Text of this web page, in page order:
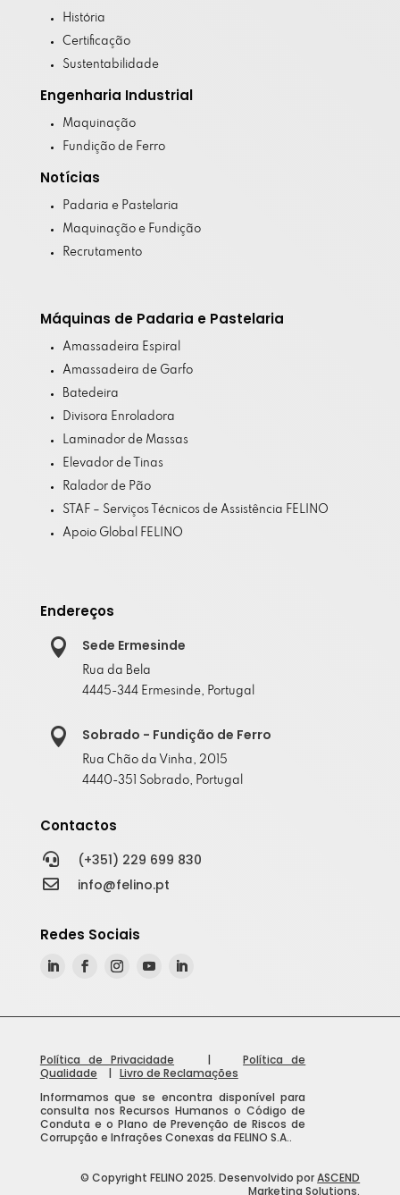
História
Certificação
Sustentabilidade
Engenharia Industrial
Maquinação
Fundição de Ferro
Notícias
Padaria e Pastelaria
Maquinação e Fundição
Recrutamento
Máquinas de Padaria e Pastelaria
Amassadeira Espiral
Amassadeira de Garfo
Batedeira
Divisora Enroladora
Laminador de Massas
Elevador de Tinas
Ralador de Pão
STAF – Serviços Técnicos de Assistência FELINO
Apoio Global FELINO
Endereços
 Sede Ermesinde
Rua da Bela
4445-344 Ermesinde, Portugal
 Sobrado - Fundição de Ferro
Rua Chão da Vinha, 2015
4440-351 Sobrado, Portugal
Contactos
 (+351) 229 699 830
 info@felino.pt
Redes Sociais
Política de Privacidade |Política de
Qualidade | Livro de Reclamações
Informamos que se encontra disponível para
consulta nos Recursos Humanos o Código de
Conduta e o Plano de Prevenção de Riscos de
Corrupção e Infrações Conexas da FELINO S.A..
© Copyright FELINO 2025. Desenvolvido porASCEND
Marketing Solutions.